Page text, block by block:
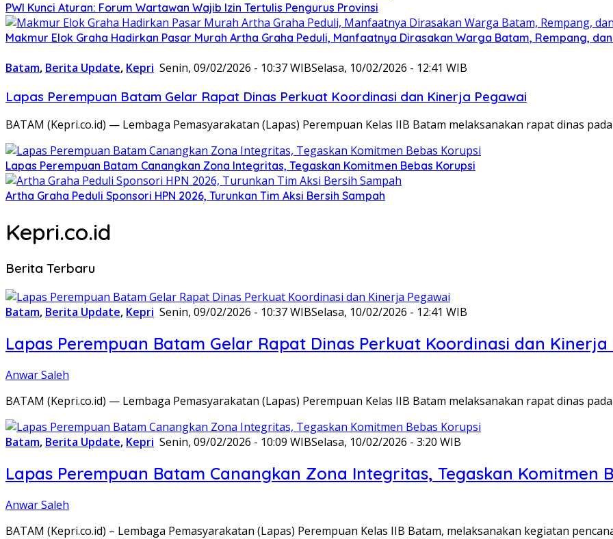
PWI Kunci Aturan: Forum Wartawan Wajib Izin Tertulis Pengurus Provinsi
Makmur Elok Graha Hadirkan Pasar Murah Artha Graha Peduli, Manfaatnya Dirasakan Warga Batam, Rempang,
Batam, Berita Update, Kepri Senin, 09/02/2026 - 10:37 WIBSelasa, 10/02/2026 - 12:41 WIB
Lapas Perempuan Batam Gelar Rapat Dinas Perkuat Koordinasi dan Kinerja Pegawai
BATAM (Kepri.co.id) — Lembaga Pemasyarakatan (Lapas) Perempuan Kelas IIB Batam melaksanakan rapat dinas
Lapas Perempuan Batam Canangkan Zona Integritas, Tegaskan Komitmen Bebas Korupsi
Artha Graha Peduli Sponsori HPN 2026, Turunkan Tim Aksi Bersih Sampah
Kepri.co.id
Berita Terbaru
Batam, Berita Update, Kepri Senin, 09/02/2026 - 10:37 WIBSelasa, 10/02/2026 - 12:41 WIB
Lapas Perempuan Batam Gelar Rapat Dinas Perkuat Koordinasi dan Kinerja
Anwar Saleh
BATAM (Kepri.co.id) — Lembaga Pemasyarakatan (Lapas) Perempuan Kelas IIB Batam melaksanakan rapat dinas
Batam, Berita Update, Kepri Senin, 09/02/2026 - 10:09 WIBSelasa, 10/02/2026 - 3:20 WIB
Lapas Perempuan Batam Canangkan Zona Integritas, Tegaskan Komitmen
Anwar Saleh
BATAM (Kepri.co.id) – Lembaga Pemasyarakatan (Lapas) Perempuan Kelas IIB Batam, melaksanakan kegiatan